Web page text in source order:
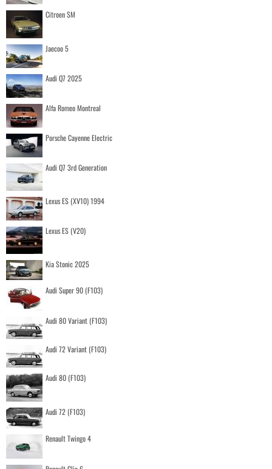
Citroen SM
Jaecoo 5
Audi Q7 2025
Alfa Romeo Montreal
Porsche Cayenne Electric
Audi Q7 3rd Generation
Lexus ES (XV10) 1994
Lexus ES (V20)
Kia Stonic 2025
Audi Super 90 (F103)
Audi 80 Variant (F103)
Audi 72 Variant (F103)
Audi 80 (F103)
Audi 72 (F103)
Renault Twingo 4